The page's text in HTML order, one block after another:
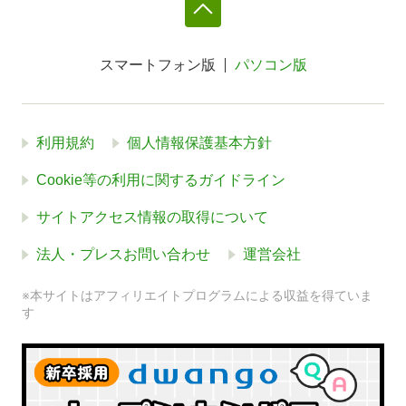
スマートフォン版 パソコン版
利用規約 個人情報保護基本方針
Cookie等の利用に関するガイドライン
サイトアクセス情報の取得について
法人・プレスお問い合わせ 運営会社
※本サイトはアフィリエイトプログラムによる収益を得ていま
す